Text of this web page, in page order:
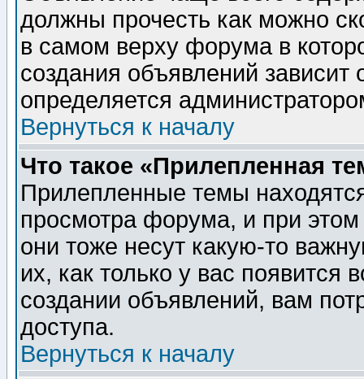
должны прочесть как можно
в самом верху форума в
создания объявлений зависит
определяется
Вернуться к началу
Что такое «Прилепленная
Прилепленные темы
просмотра форума, и при
они тоже несут какую-то
их, как только у вас появится
создании объявлений, вам
доступа.
Вернуться к началу